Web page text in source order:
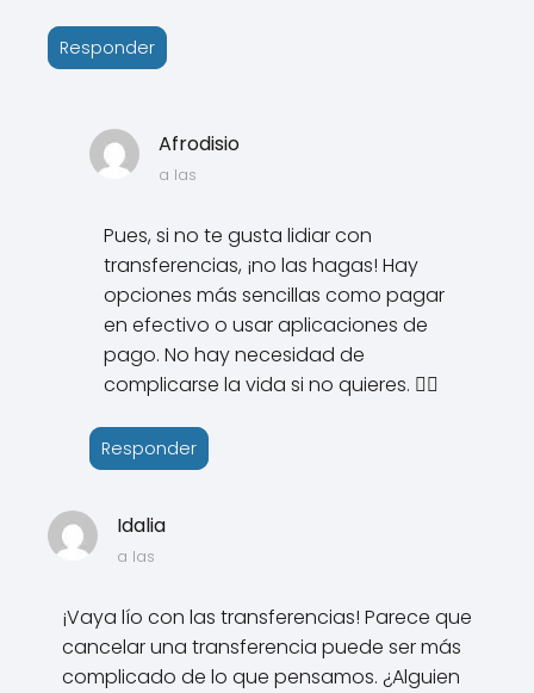
Responder
Afrodisio
a las
Pues, si no te gusta lidiar con
transferencias, ¡no las hagas! Hay
opciones más sencillas como pagar
en efectivo o usar aplicaciones de
pago. No hay necesidad de
complicarse la vida si no quieres. 🤷‍♂️
Responder
Idalia
a las
¡Vaya lío con las transferencias! Parece que
cancelar una transferencia puede ser más
complicado de lo que pensamos. ¿Alguien